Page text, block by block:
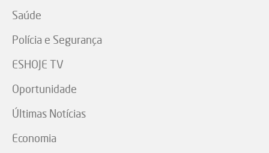
Saúde
Polícia e Segurança
ESHOJE TV
Oportunidade
Últimas Notícias
Economia